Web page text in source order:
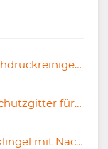
💦 Kärcher K 7 WCM FJ Hochdruckreiniger für 357,95€ (statt 460€)
🐣👼 Reer Guardino Kinderschutzgitter für 28,99€ (statt 39€)
📽️🚪🛎️ Tapo D235 Video-Türklingel mit Nachtsicht für 86,70€ (statt 105€)